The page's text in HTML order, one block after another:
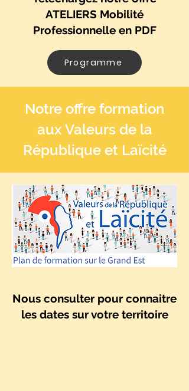
ATELIERS Mobilité
Professionnelle en PDF
Programme
Notre offre formation
aux Valeurs de la
République et Laïcité
Nous consulter pour connaitre
les dates sur votre territoire